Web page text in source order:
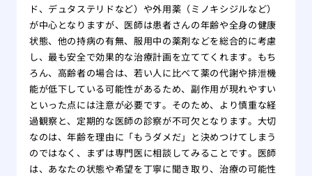
ド、デュタステリドなど）や外用薬（ミノキシジルなど）
が中心となりますが、医師は患者さんの年齢や全身の健康
状態、他の持病の有無、服用中の薬剤などを総合的に考慮
し、最も安全で効果的な治療計画を立ててくれます。もち
ろん、高齢者の場合は、若い人に比べて薬の代謝や排泄機
能が低下している可能性があるため、副作用が現れやすい
といった点には注意が必要です。そのため、より慎重な経
過観察と、定期的な医師の診察が不可欠となります。大切
なのは、年齢を理由に「もうダメだ」と決めつけてしまう
のではなく、まずは専門医に相談してみることです。医師
は、あなたの状態や希望を丁寧に聞き取り、治療の可能性